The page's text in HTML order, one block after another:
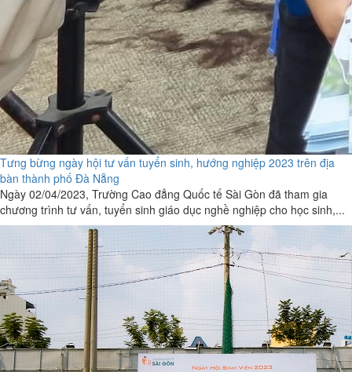
Tưng bừng ngày hội tư vấn tuyển sinh, hướng nghiệp 2023 trên địa
bàn thành phố Đà Nẵng
Ngày 02/04/2023, Trường Cao đẳng Quốc tế Sài Gòn đã tham gia
chương trình tư vấn, tuyển sinh giáo dục nghề nghiệp cho học sinh,...